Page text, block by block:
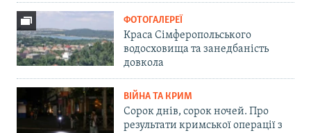
ФОТОГАЛЕРЕЇ
Краса Сімферопольського
водосховища та занедбаність
довкола
ВІЙНА ТА КРИМ
Сорок днів, сорок ночей. Про
результати кримської операції з